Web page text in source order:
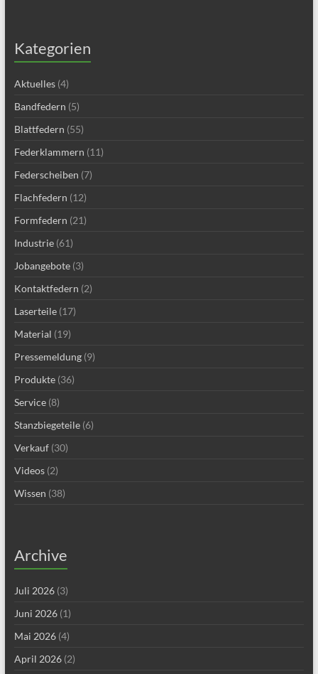
Kategorien
Aktuelles(4)
Bandfedern (5)
Blattfedern (55)
Federklammern (11)
Federscheiben (7)
Flachfedern (12)
Formfedern (21)
Industrie(61)
Jobangebote(3)
Kontaktfedern (2)
Laserteile(17)
Material (19)
Pressemeldung(9)
Produkte(36)
Service(8)
Stanzbiegeteile(6)
Verkauf(30)
Videos(2)
Wissen (38)
Archive
Juli 2026(3)
Juni 2026(1)
Mai 2026(4)
April 2026(2)